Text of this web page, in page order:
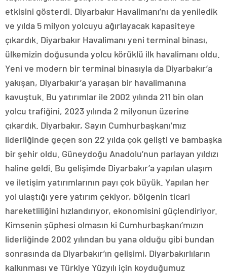
etkisini gösterdi. Diyarbakır Havalimanı’nı da yeniledik
ve yılda 5 milyon yolcuyu ağırlayacak kapasiteye
çıkardık. Diyarbakır Havalimanı yeni terminal binası,
ülkemizin doğusunda yolcu körüklü ilk havalimanı oldu.
Yeni ve modern bir terminal binasıyla da Diyarbakır’a
yakışan, Diyarbakır’a yaraşan bir havalimanına
kavuştuk. Bu yatırımlar ile 2002 yılında 211 bin olan
yolcu trafiğini, 2023 yılında 2 milyonun üzerine
çıkardık. Diyarbakır, Sayın Cumhurbaşkanı’mız
liderliğinde geçen son 22 yılda çok gelişti ve bambaşka
bir şehir oldu. Güneydoğu Anadolu’nun parlayan yıldızı
haline geldi. Bu gelişimde Diyarbakır’a yapılan ulaşım
ve iletişim yatırımlarının payı çok büyük. Yapılan her
yol ulaştığı yere yatırım çekiyor, bölgenin ticari
hareketliliğini hızlandırıyor, ekonomisini güçlendiriyor.
Kimsenin şüphesi olmasın ki Cumhurbaşkanı’mızın
liderliğinde 2002 yılından bu yana olduğu gibi bundan
sonrasında da Diyarbakır’ın gelişimi, Diyarbakırlıların
kalkınması ve Türkiye Yüzyılı için koyduğumuz